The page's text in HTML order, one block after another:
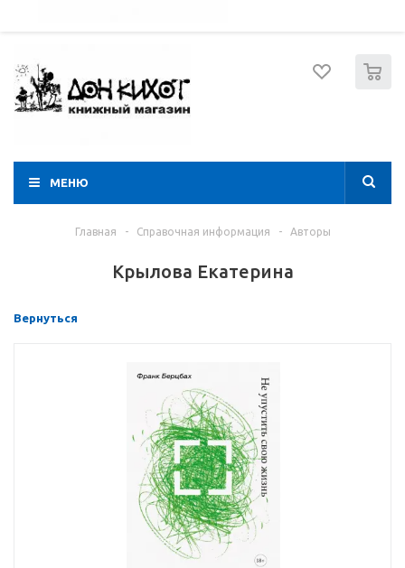
МЕНЮ
Главная - Справочная информация - Авторы
Крылова Екатерина
Вернуться